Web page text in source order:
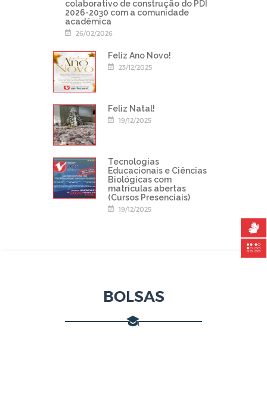
colaborativo de construção do PDI
2026-2030 com a comunidade
acadêmica
26/02/2026
Feliz Ano Novo!
23/12/2025
Feliz Natal!
19/12/2025
Tecnologias
Educacionais e Ciências
Biológicas com
matrículas abertas
(Cursos Presenciais)
19/12/2025
BOLSAS